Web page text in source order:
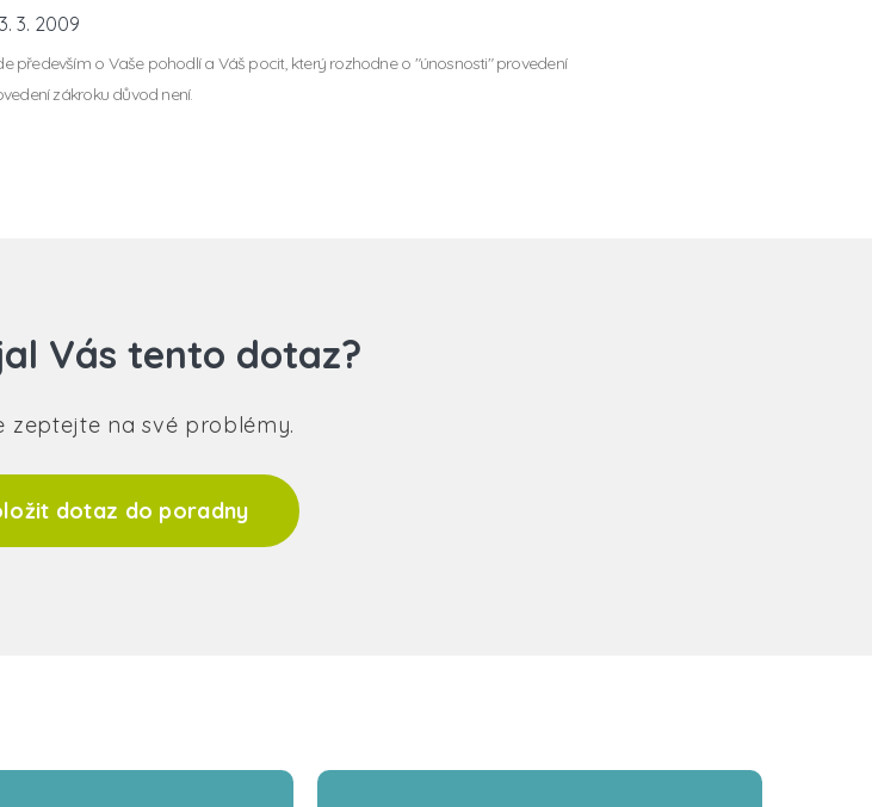
3. 2009
především o Vaše pohodlí a Váš pocit, který rozhodne o "únosnosti" provedení
zákroku důvod není.
Vás tento dotaz?
zeptejte na své problémy.
dotaz do poradny